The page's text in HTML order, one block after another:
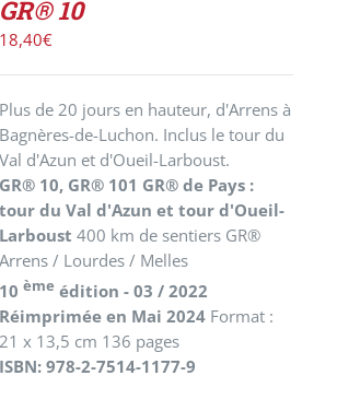
GR® 10
18,40€
Plus de 20 jours en hauteur, d'Arrens à
Bagnères-de-Luchon. Inclus le tour du
Val d'Azun et d'Oueil-Larboust.
GR® 10, GR® 101 GR® de Pays :
tour du Val d'Azun et tour d'Oueil-
Larboust 400 km de sentiers GR®
Arrens / Lourdes / Melles
10ème édition - 03 / 2022
Réimprimée en Mai 2024 Format :
21 x 13,5 cm 136 pages
ISBN: 978-2-7514-1177-9